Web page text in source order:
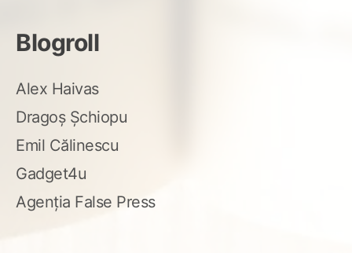
Blogroll
Alex Haivas
Dragoș Șchiopu
Emil Călinescu
Gadget4u
Agenția False Press